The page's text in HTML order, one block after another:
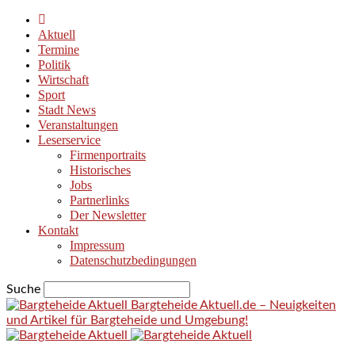
Aktuell
Termine
Politik
Wirtschaft
Sport
Stadt News
Veranstaltungen
Leserservice
Firmenportraits
Historisches
Jobs
Partnerlinks
Der Newsletter
Kontakt
Impressum
Datenschutzbedingungen
Suche
Bargteheide Aktuell.de – Neuigkeiten
und Artikel für Bargteheide und Umgebung!